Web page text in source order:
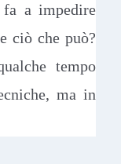
fa a impedire
ciò che può?
tempo
ma in